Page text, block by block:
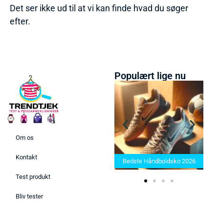
Det ser ikke ud til at vi kan finde hvad du søger
efter.
Om os
Kontakt
Test produkt
Bliv tester
Populært lige nu
Bedste Saunatæppe 2025 –
Find de bedste produkter her!
Bedste Håndboldsko 2026